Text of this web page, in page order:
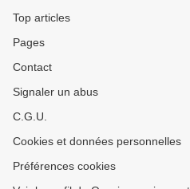
Top articles
Pages
Contact
Signaler un abus
C.G.U.
Cookies et données personnelles
Préférences cookies